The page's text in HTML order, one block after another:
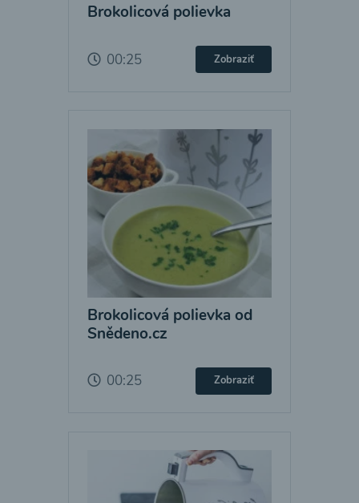
Brokolicová polievka
00:25 Zobraziť
Brokolicová polievka od
Snědeno.cz
00:25 Zobraziť